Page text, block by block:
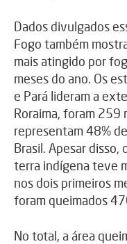
Dados divulgados
Fogo também
mais atingido por
meses do ano. Os
e Pará lideram a
Roraima, foram 259
representam 48%
Brasil. Apesar disso,
terra indígena teve
nos dois primeiros
foram queimados
No total, a área